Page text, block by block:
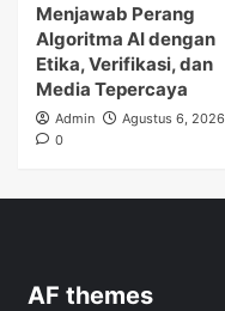
Menjawab Perang
Algoritma AI dengan
Etika, Verifikasi, dan
Media Tepercaya
Admin
Agustus 6, 2026
0
AF themes